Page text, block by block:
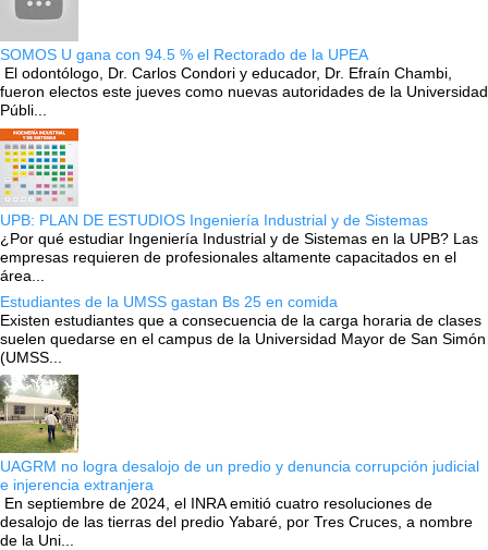
SOMOS U gana con 94.5 % el Rectorado de la UPEA
El odontólogo, Dr. Carlos Condori y educador, Dr. Efraín Chambi,
fueron electos este jueves como nuevas autoridades de la Universidad
Públi...
UPB: PLAN DE ESTUDIOS Ingeniería Industrial y de Sistemas
¿Por qué estudiar Ingeniería Industrial y de Sistemas en la UPB? Las
empresas requieren de profesionales altamente capacitados en el
área...
Estudiantes de la UMSS gastan Bs 25 en comida
Existen estudiantes que a consecuencia de la carga horaria de clases
suelen quedarse en el campus de la Universidad Mayor de San Simón
(UMSS...
UAGRM no logra desalojo de un predio y denuncia corrupción judicial
e injerencia extranjera
En septiembre de 2024, el INRA emitió cuatro resoluciones de
desalojo de las tierras del predio Yabaré, por Tres Cruces, a nombre
de la Uni...